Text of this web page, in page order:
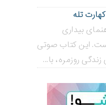
تله
بیداری
این کتاب صوتی
روزمره، با...